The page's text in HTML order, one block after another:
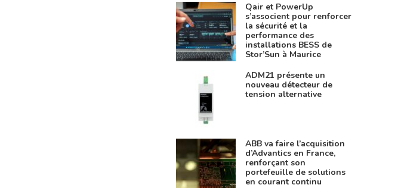
Qair et PowerUp
s’associent pour renforcer
la sécurité et la
performance des
installations BESS de
Stor’Sun à Maurice
ADM21 présente un
nouveau détecteur de
tension alternative
ABB va faire l’acquisition
d’Advantics en France,
renforçant son
portefeuille de solutions
en courant continu